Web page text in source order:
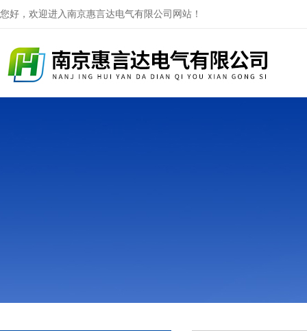
您好，欢迎进入南京惠言达电气有限公司网站！